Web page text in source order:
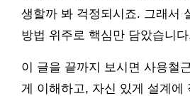
생할까 봐 걱정되시죠. 그래서
방법 위주로 핵심만 담았습니
이 글을 끝까지 보시면 사용철
게 이해하고, 자신 있게 설계에